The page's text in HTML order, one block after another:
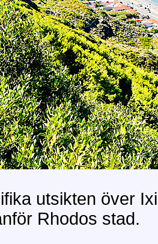
utsikten över
Rhodos stad.